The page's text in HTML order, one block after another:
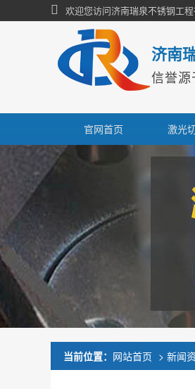
欢迎您访问济南瑞泉不锈钢工
济南
信誉
官网首页 激光
当前位置： 网站首页 > 新闻